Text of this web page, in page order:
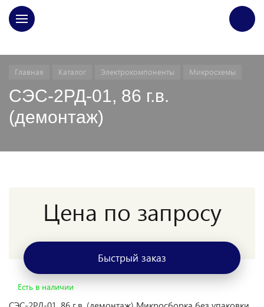
Главная Каталог Электрокомпоненты Микросхемы
СЭС-2РД-01, 86 г.в.
(демонтаж)
Есть в наличии
Цена по запросу
Быстрый заказ